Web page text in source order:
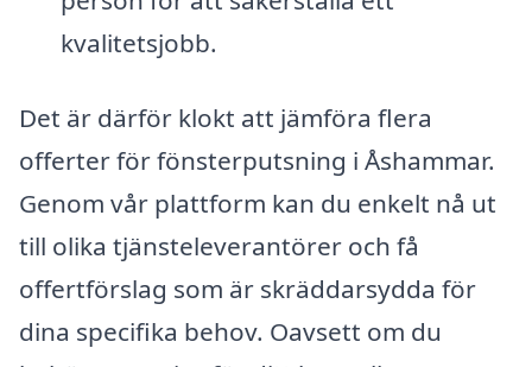
kvalitetsjobb.
Det är därför klokt att jämföra flera
offerter för fönsterputsning i Åshammar.
Genom vår plattform kan du enkelt nå ut
till olika tjänsteleverantörer och få
offertförslag som är skräddarsydda för
dina specifika behov. Oavsett om du